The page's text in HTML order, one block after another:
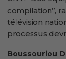
compilation’’,
télévision
processus
Boussouriou